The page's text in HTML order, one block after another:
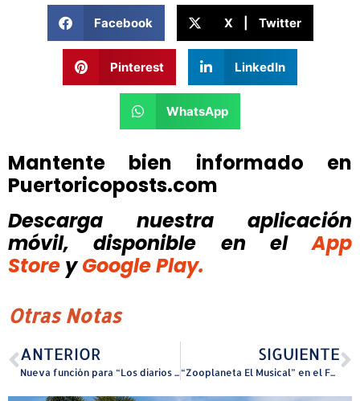
Facebook X | Twitter
Pinterest LinkedIn
WhatsApp
Mantente bien informado en
Puertoricoposts.com
Descarga nuestra aplicación
móvil, disponible
en el
App
Store y Google Play.
Otras Notas
ANTERIOR
Nueva función para “Los diarios íntimos de Adán y Eva” en Bellas Artes de Santurce
SIGUIENTE
“Zooplaneta El Musical” en el Festival de Teatro Infantil de Caguas